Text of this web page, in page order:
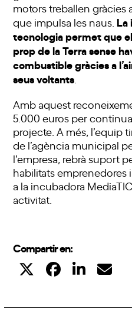
motors treballen gràcies
que impulsa les naus. La
tecnologia permet que
prop de la Terra sense
combustible gràcies a
seus voltants
Amb aquest
5.000 euros per
projecte. A més, l’equip
de l’agència municipal
l’empresa, rebrà suport
habilitats emprenedores
a la incubadora
activitat.
Compartir en: